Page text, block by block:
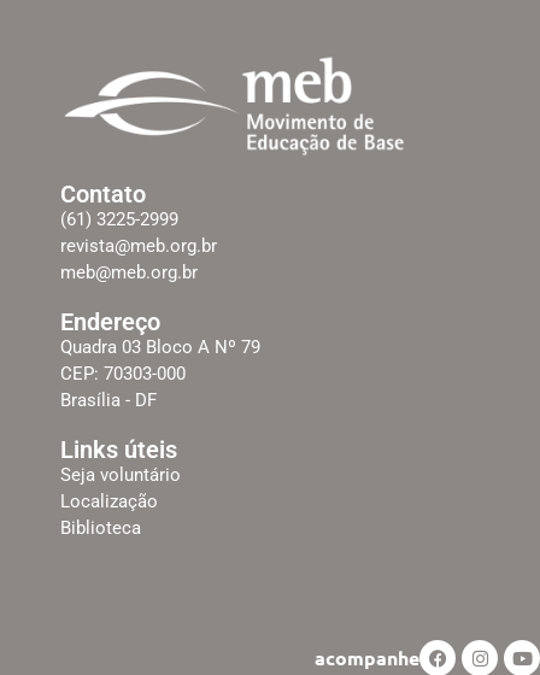
Contato
(61) 3225-2999
revista@meb.org.br
meb@meb.org.br
Endereço
Quadra 03 Bloco A Nº 79
CEP: 70303-000
Brasília - DF
Links úteis
Seja voluntário
Localização
Biblioteca
acompanhe